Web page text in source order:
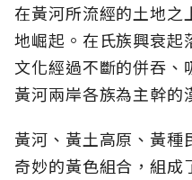
在黃河所流經的土地
地崛起。在氏族興衰起
文化經過不斷的併吞、
黃河兩岸各族為主幹的
黃河、黃土高原、黃
奇妙的黃色組合，組成